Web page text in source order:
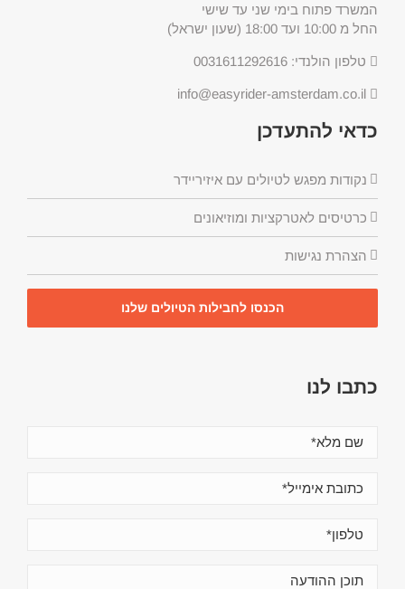
המשרד פתוח בימי שני עד שישי
החל מ 10:00 ועד 18:00 (שעון ישראל)
טלפון הולנדי: 0031611292616
info@easyrider-amsterdam.co.il
כדאי להתעדכן
נקודות מפגש לטיולים עם איזיריידר
כרטיסים לאטרקציות ומוזיאונים
הצהרת נגישות
הכנסו לחבילות הטיולים שלנו
כתבו לנו